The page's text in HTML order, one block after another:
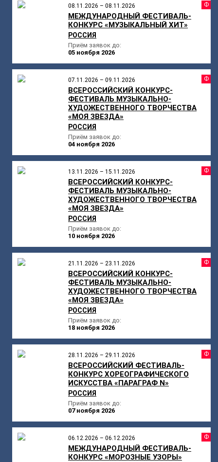
08.11.2026 – 08.11.2026
МЕЖДУНАРОДНЫЙ ФЕСТИВАЛЬ-
КОНКУРС «МУЗЫКАЛЬНЫЙ ХИТ»
РОССИЯ
Приём заявок до:
05 ноября 2026
07.11.2026 – 09.11.2026
ВСЕРОССИЙСКИЙ КОНКУРС-
ФЕСТИВАЛЬ МУЗЫКАЛЬНО-
ХУДОЖЕСТВЕННОГО ТВОРЧЕСТВА
«МОЯ ЗВЕЗДА»
РОССИЯ
Приём заявок до:
04 ноября 2026
13.11.2026 – 15.11.2026
ВСЕРОССИЙСКИЙ КОНКУРС-
ФЕСТИВАЛЬ МУЗЫКАЛЬНО-
ХУДОЖЕСТВЕННОГО ТВОРЧЕСТВА
«МОЯ ЗВЕЗДА»
РОССИЯ
Приём заявок до:
10 ноября 2026
21.11.2026 – 23.11.2026
ВСЕРОССИЙСКИЙ КОНКУРС-
ФЕСТИВАЛЬ МУЗЫКАЛЬНО-
ХУДОЖЕСТВЕННОГО ТВОРЧЕСТВА
«МОЯ ЗВЕЗДА»
РОССИЯ
Приём заявок до:
18 ноября 2026
28.11.2026 – 29.11.2026
ВСЕРОССИЙСКИЙ ФЕСТИВАЛЬ-
КОНКУРС ХОРЕОГРАФИЧЕСКОГО
ИСКУССТВА «ПАРАГРАФ N»
РОССИЯ
Приём заявок до:
07 ноября 2026
06.12.2026 – 06.12.2026
МЕЖДУНАРОДНЫЙ ФЕСТИВАЛЬ-
КОНКУРС «МОРОЗНЫЕ УЗОРЫ»